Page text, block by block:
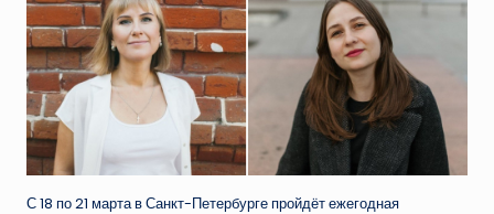
С 18 по 21 марта в Санкт-Петербурге пройдёт ежегодная